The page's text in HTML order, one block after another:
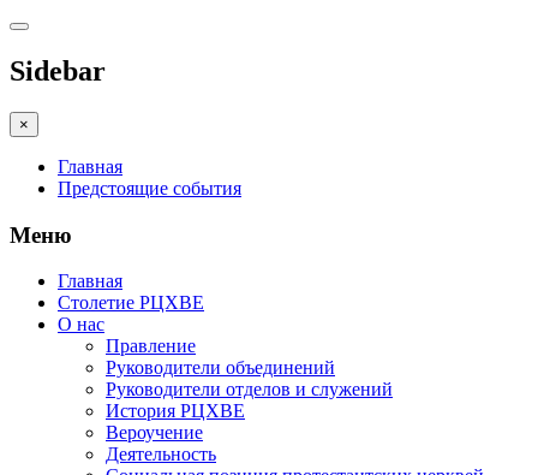
Sidebar
×
Главная
Предстоящие события
Меню
Главная
Столетие РЦХВЕ
О нас
Правление
Руководители объединений
Руководители отделов и служений
История РЦХВЕ
Вероучение
Деятельность